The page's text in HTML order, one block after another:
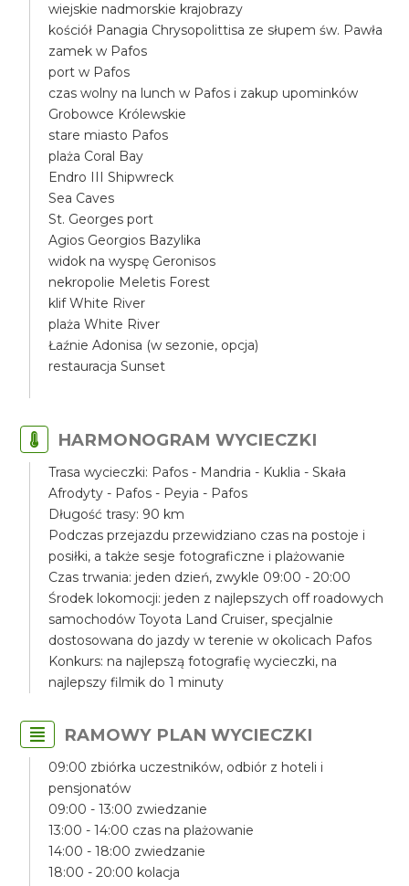
wiejskie nadmorskie krajobrazy
kościół Panagia Chrysopolittisa ze słupem św. Pawła
zamek w Pafos
port w Pafos
czas wolny na lunch w Pafos i zakup upominków
Grobowce Królewskie
stare miasto Pafos
plaża Coral Bay
Endro III Shipwreck
Sea Caves
St. Georges port
Agios Georgios Bazylika
widok na wyspę Geronisos
nekropolie Meletis Forest
klif White River
plaża White River
Łaźnie Adonisa (w sezonie, opcja)
restauracja Sunset
HARMONOGRAM WYCIECZKI
Trasa wycieczki: Pafos - Mandria - Kuklia - Skała
Afrodyty - Pafos - Peyia - Pafos
Długość trasy: 90 km
Podczas przejazdu przewidziano czas na postoje i
posiłki, a także sesje fotograficzne i plażowanie
Czas trwania: jeden dzień, zwykle 09:00 - 20:00
Środek lokomocji: jeden z najlepszych off roadowych
samochodów Toyota Land Cruiser, specjalnie
dostosowana do jazdy w terenie w okolicach Pafos
Konkurs: na najlepszą fotografię wycieczki, na
najlepszy filmik do 1 minuty
RAMOWY PLAN WYCIECZKI
09:00 zbiórka uczestników, odbiór z hoteli i
pensjonatów
09:00 - 13:00 zwiedzanie
13:00 - 14:00 czas na plażowanie
14:00 - 18:00 zwiedzanie
18:00 - 20:00 kolacja